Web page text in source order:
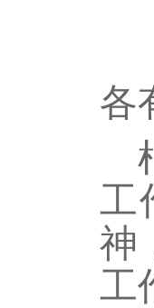
各
工
神
工